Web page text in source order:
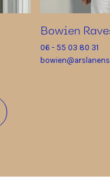
Bowien
06 - 55 03 80 31